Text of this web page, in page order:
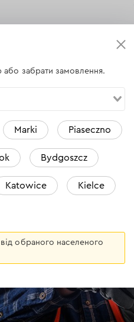
2 в 1
або забрати замовлення.
Marki Piaseczno
Bydgoszcz
Katowice Kielce
від обраного населеного